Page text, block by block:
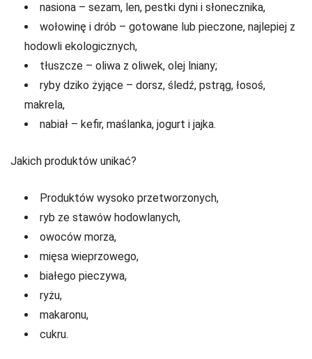
nasiona – sezam, len, pestki dyni i słonecznika,
wołowinę i drób – gotowane lub pieczone, najlepiej z
hodowli ekologicznych,
tłuszcze – oliwa z oliwek, olej lniany;
ryby dziko żyjące – dorsz, śledź, pstrąg, łosoś,
makrela,
nabiał – kefir, maślanka, jogurt i jajka.
Jakich produktów unikać?
Produktów wysoko przetworzonych,
ryb ze stawów hodowlanych,
owoców morza,
mięsa wieprzowego,
białego pieczywa,
ryżu,
makaronu,
cukru.